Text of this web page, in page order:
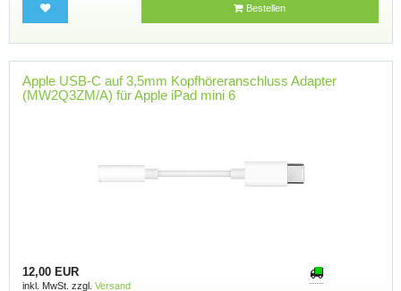
Bestellen
Apple USB-C auf 3,5mm Kopfhöreranschluss Adapter
(MW2Q3ZM/A) für Apple iPad mini 6
12,00 EUR
inkl. MwSt. zzgl. Versand